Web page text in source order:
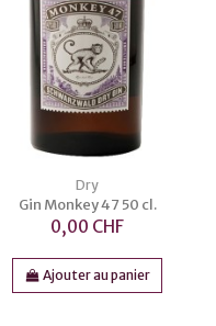
Dry
Gin Monkey 47 50 cl.
0,00 CHF
Ajouter au panier